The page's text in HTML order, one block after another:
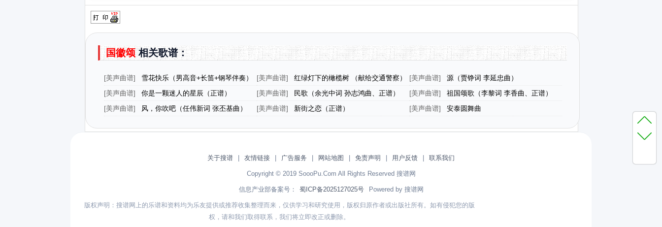
国徽颂相关歌谱：
[美声曲谱] 雪花快乐（男高音+长笛+钢琴伴奏） [美声曲谱] 红绿灯下的橄榄树 （献给交通警察） [美声曲谱]
源（贾铮词 李延忠曲）
[美声曲谱] 你是一颗迷人的星辰（正谱） [美声曲谱] 民歌（余光中词 孙志鸿曲、正谱） [美声曲谱]
祖国颂歌（李黎词 李香曲、正谱）
[美声曲谱] 风，你吹吧（任伟新词 张丕基曲） [美声曲谱] 新街之恋（正谱） [美声曲谱] 安泰圆舞曲
关于搜谱 友情链接 广告服务 网站地图 免责声明 用户反馈 联系我们
Copyright © 2019 SoooPu.Com All Rights Reserved 搜谱网
信息产业部备案号： 蜀ICP备2025127025号 Powered by 搜谱网
版权声明：搜谱网上的乐谱和资料均为乐友提供或推荐收集整理而来，仅供学习和研究使用，版权归原作者或出版社所有。如有侵犯您的版
权，请和我们取得联系，我们将立即改正或删除。